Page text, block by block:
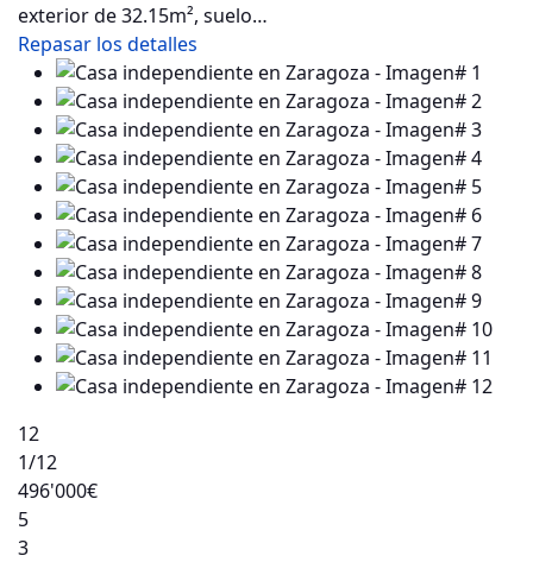
exterior de 32.15m², suelo…
Repasar los detalles
12
1/12
496'000€
5
3